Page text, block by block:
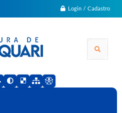
Login / Cadastro